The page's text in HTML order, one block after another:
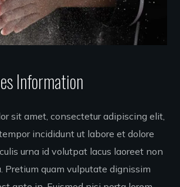
Information
sit amet, consectetur adipiscing elit,
incididunt ut labore et dolore
urna id volutpat lacus laoreet non
Pretium quam vulputate dignissim